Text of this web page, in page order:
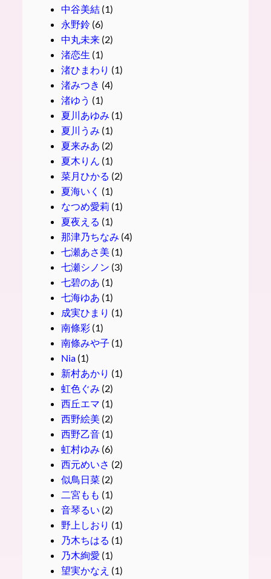
中谷美結(1)
永野鈴(6)
中丸未来(2)
渚恋生 (1)
渚ひまわり (1)
渚みつき (4)
渚ゆう (1)
夏川あゆみ (1)
夏川うみ (1)
夏来みあ (2)
夏木りん (1)
菜月ひかる (2)
夏海いく (1)
なつめ愛莉 (1)
夏夜える (1)
那津乃ちなみ (4)
七瀬あさ美 (1)
七瀬シノン (3)
七碧のあ (1)
七海ゆあ (1)
成実ひまり (1)
南條彩(1)
南條みや子 (1)
Nia(1)
新村あかり (1)
虹色ぐみ (2)
西丘エマ (1)
西野絵美 (2)
西野乙音(1)
虹村ゆみ (6)
西元めいさ (2)
似鳥日菜(2)
二宮もも (1)
音琴るい (2)
野上しおり (1)
乃木ちはる (1)
乃木絢愛 (1)
望実かなえ (1)